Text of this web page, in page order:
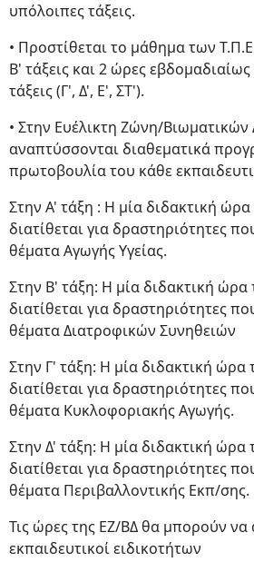
υπόλοιπες τάξεις.
• Προστίθεται το μάθημα των
Β' τάξεις και 2 ώρες
τάξεις (Γ', Δ', Ε', ΣΤ').
• Στην Ευέλικτη Ζώνη/
αναπτύσσονται διαθεματικά
πρωτοβουλία του κάθε
Στην Α' τάξη : Η μία διδακτική
διατίθεται για δραστηριότητες
θέματα Αγωγής Υγείας.
Στην Β' τάξη: Η μία διδακτική ώρα
διατίθεται για δραστηριότητες
θέματα Διατροφικών Συνηθειών
Στην Γ' τάξη: Η μία διδακτική ώρα
διατίθεται για δραστηριότητες
θέματα Κυκλοφοριακής Αγωγής.
Στην Δ' τάξη: Η μία διδακτική ώρα
διατίθεται για δραστηριότητες
θέματα Περιβαλλοντικής Εκπ/σης.
Τις ώρες της ΕΖ/ΒΔ θα μπορούν
εκπαιδευτικοί ειδικοτήτων